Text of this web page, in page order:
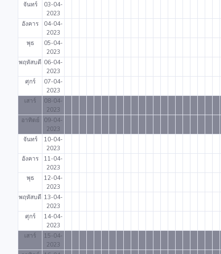
จันทร์
03-04-
2023
อังคาร
04-04-
2023
พุธ
05-04-
2023
พฤหัสบดี 06-04-
2023
ศุกร์
07-04-
2023
เสาร์
08-04-
2023
อาทิตย์
09-04-
2023
จันทร์
10-04-
2023
อังคาร
11-04-
2023
พุธ
12-04-
2023
พฤหัสบดี 13-04-
2023
ศุกร์
14-04-
2023
เสาร์
15-04-
2023